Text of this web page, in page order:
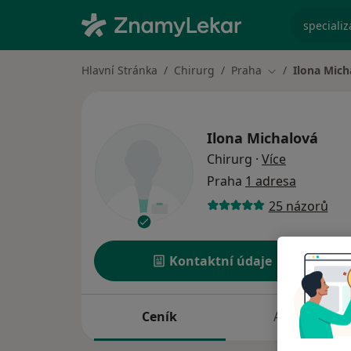
Hlavní Stránka Chirurg Praha Změna města
Ilona
Ilona Michalová
Chirurg · Více
Praha 1 adresa
25 názorů
Kontaktní údaje
Ceník Adresy